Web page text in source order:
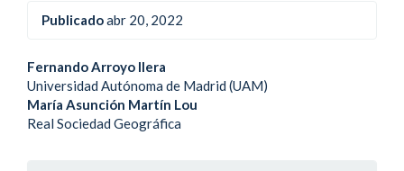
Publicadoabr 20, 2022
Contenido
principal
del
Fernando Arroyo Ilera
Universidad Autónoma de Madrid (UAM)
María Asunción Martín Lou
Real Sociedad Geográfica